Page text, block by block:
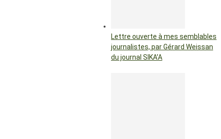
Lettre ouverte à mes semblables
journalistes, par Gérard Weissan
du journal SIKA’A